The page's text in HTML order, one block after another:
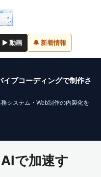
▶ 動画 🔔 新着情報
ブコーディングで制作さ
システム・Web制作の内製化を
で加速す